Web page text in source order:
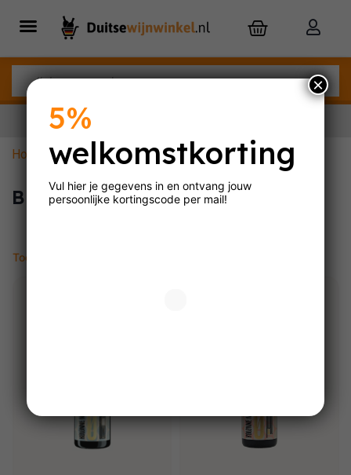
Home »Biologische mousserende wijn
Biologische mousserende wijn
Toont alle 2 resultaten
5%
welkomstkorting
Vul hier je gegevens in en ontvang jouw
persoonlijke kortingscode per mail!
×